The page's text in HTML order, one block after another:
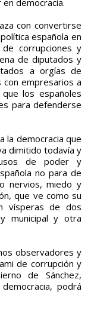
democracia.
con convertirse
española en
corrupciones y
de diputados y
a orgías de
empresarios a
los españoles
para defenderse
la democracia que
dimitido todavía y
de poder y
no para de
nervios, miedo y
que ve como su
vísperas de dos
municipal y otra
observadores y
de corrupción y
de Sánchez,
podrá